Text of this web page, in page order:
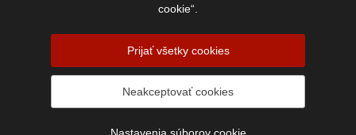
2026 ©www.vasekrmivo.sk- Tomáš Kroupa e-shop, Kanice 307, 664 01
Brno-venkov, IČ: 75785439
cookie“.
Prijať všetky cookies
Neakceptovať cookies